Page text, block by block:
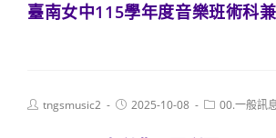
臺南女中115學年度音樂班術科
Posttngsmusic2
Post2025-10-08
Post00.一般訊